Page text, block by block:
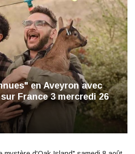
en Aveyron avec
France 3 mercredi 26